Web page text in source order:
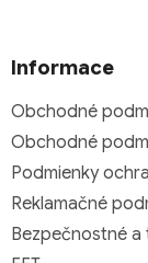
Informace
Obchodné
Obchodné
Podmienky
Reklamačné
Bezpečnostné